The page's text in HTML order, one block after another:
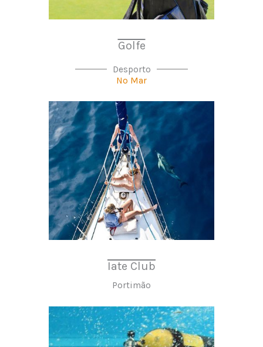
Golfe
Desporto
No Mar
Iate Club
Portimão